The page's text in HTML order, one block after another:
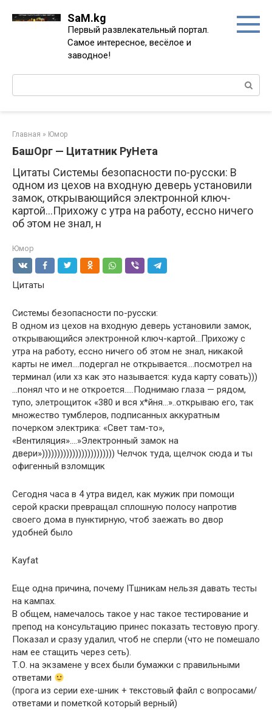
SaM.kg
Первый развлекательный портал.
Самое интересное, весёлое и
заводное!
Поиск:
Главная » Юмор
БашОрг — Цитатник РуНета
Цитаты Системы безопасности по-русски: В
одном из цехов на входную деверь установили
замок, открывающийся электронной ключ-
картой...Прихожу с утра на работу, ессно ничего
об этом не знал, н
Юмор
Цитаты
Системы безопасности по-русски:
В одном из цехов на входную деверь установили замок,
открывающийся электронной ключ-картой…Прихожу с
утра на работу, ессно ничего об этом не знал, никакой
карты не имел….подергал не открывается….посмотрел на
терминал (или хз как это называется: куда карту совать)))
…понял что и не откроется…..Поднимаю глаза — рядом,
тупо, элетрощиток «380 и вся х*йня…»..открываю его, так
множество тумблеров, подписанных аккуратным
почерком электрика: «Свет там-то»,
«Вентиляция»….»Электронный замок на
двери»)))))))))))))))))))))))) Челчок туда, щелчок сюда и ты
офигенный взломщик
Сегодня часа в 4 утра видел, как мужик при помощи
серой краски превращал сплошную полосу напротив
своего дома в пунктирную, чтоб заежать во двор
удобней было
Kayfat
Еще одна причина, почему ITшникам нельзя давать тесты
на кампах.
В общем, намечалось такое у нас такое тестирование и
препод на консультацию принес показать тестовую прогу.
Показал и сразу удалил, чтоб не сперли (что не помешало
нам ее стащить через сеть).
Т.О. на экзамене у всех были бумажки с правильными
ответами
(прога из серии ехе-шник + текстовый файл с вопросами/
ответами и пометкой который верный)